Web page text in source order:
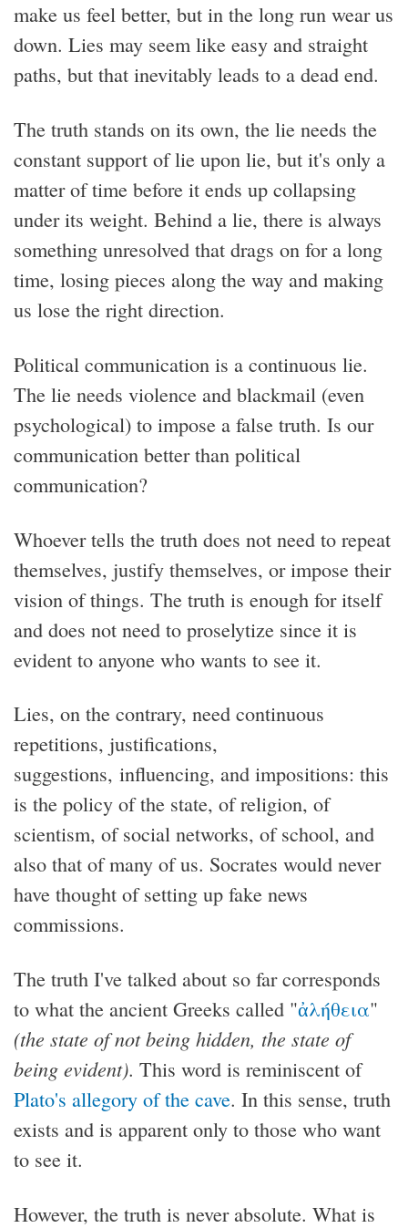
make us feel better, but in the long run wear us
down. Lies may seem like easy and straight
paths, but that inevitably leads to a dead end.
The truth stands on its own, the lie needs the
constant support of lie upon lie, but it's only a
matter of time before it ends up collapsing
under its weight. Behind a lie, there is always
something unresolved that drags on for a long
time, losing pieces along the way and making
us lose the right direction.
Political communication is a continuous lie.
The lie needs violence and blackmail (even
psychological) to impose a false truth. Is our
communication better than political
communication?
Whoever tells the truth does not need to repeat
themselves, justify themselves, or impose their
vision of things. The truth is enough for itself
and does not need to proselytize since it is
evident to anyone who wants to see it.
Lies, on the contrary, need continuous
repetitions, justifications,
suggestions, influencing, and impositions: this
is the policy of the state, of religion, of
scientism, of social networks, of school, and
also that of many of us. Socrates would never
have thought of setting up fake news
commissions.
The truth I've talked about so far corresponds
to what the ancient Greeks called "ἀλήθεια"
(the state of not being hidden, the state of
being evident). This word is reminiscent of
Plato's allegory of the cave. In this sense, truth
exists and is apparent only to those who want
to see it.
However, the truth is never absolute. What is